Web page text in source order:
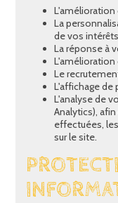
La
de vos intérêts
La réponse à
L'amélioration
Le
L'affichage de
L'analyse de
Analytics),
effectuées,
sur le site.